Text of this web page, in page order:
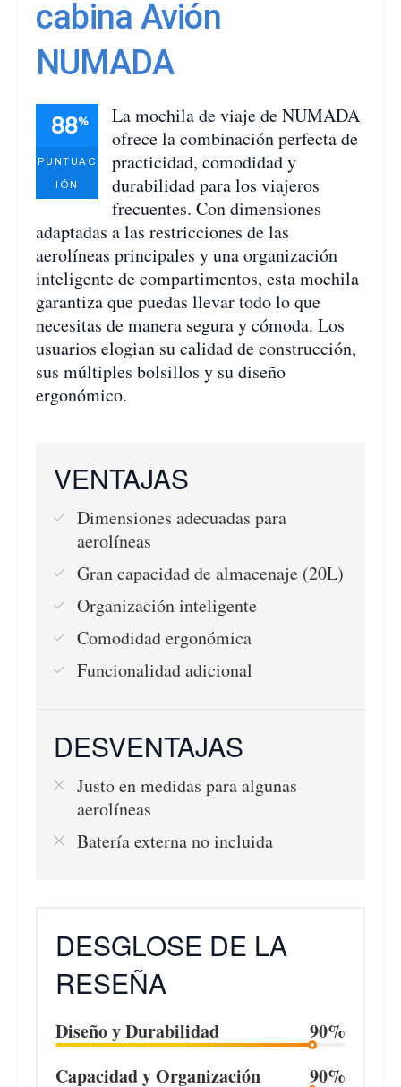
cabina Avión
NUMADA
88%
PUNTUAC
IÓN
La mochila de viaje de NUMADA
ofrece la combinación perfecta de
practicidad, comodidad y
durabilidad para los viajeros
frecuentes. Con dimensiones
adaptadas a las restricciones de las
aerolíneas principales y una organización
inteligente de compartimentos, esta mochila
garantiza que puedas llevar todo lo que
necesitas de manera segura y cómoda. Los
usuarios elogian su calidad de construcción,
sus múltiples bolsillos y su diseño
ergonómico.
VENTAJAS
Dimensiones adecuadas para
aerolíneas
Gran capacidad de almacenaje (20L)
Organización inteligente
Comodidad ergonómica
Funcionalidad adicional
DESVENTAJAS
Justo en medidas para algunas
aerolíneas
Batería externa no incluida
DESGLOSE DE LA
RESEÑA
Diseño y Durabilidad
90%
Capacidad y Organización
90%